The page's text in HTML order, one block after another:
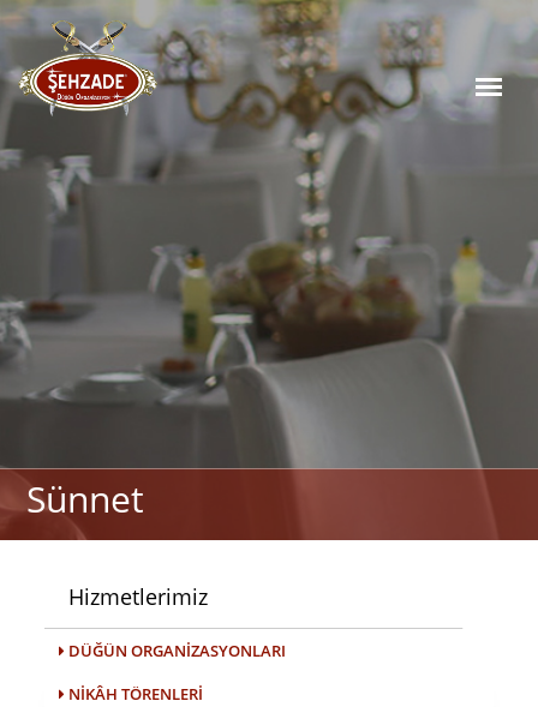
Sünnet
Hizmetlerimiz
DÜĞÜN ORGANIZASYONLARI
NIKÂH TÖRENLERI